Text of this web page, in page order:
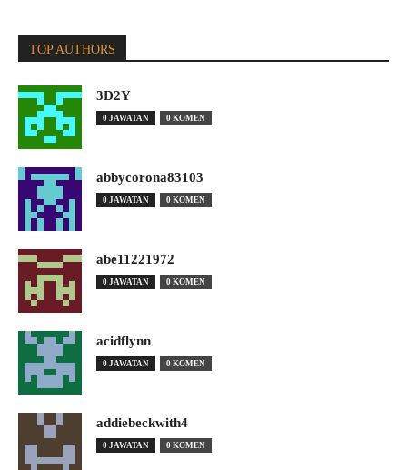
TOP AUTHORS
3D2Y
0 JAWATAN 0 KOMEN
abbycorona83103
0 JAWATAN 0 KOMEN
abe11221972
0 JAWATAN 0 KOMEN
acidflynn
0 JAWATAN 0 KOMEN
addiebeckwith4
0 JAWATAN 0 KOMEN